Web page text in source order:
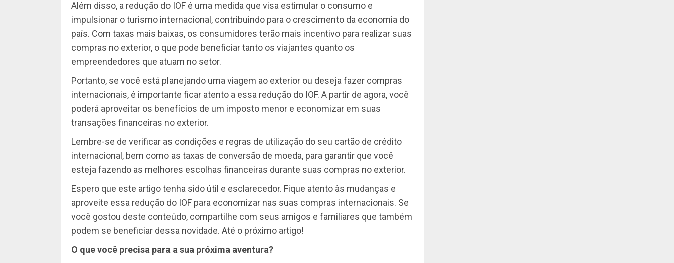
Além disso, a redução do IOF é uma medida que visa estimular o consumo e
impulsionar o turismo internacional, contribuindo para o crescimento da economia do
país. Com taxas mais baixas, os consumidores terão mais incentivo para realizar suas
compras no exterior, o que pode beneficiar tanto os viajantes quanto os
empreendedores que atuam no setor.
Portanto, se você está planejando uma viagem ao exterior ou deseja fazer compras
internacionais, é importante ficar atento a essa redução do IOF. A partir de agora, você
poderá aproveitar os benefícios de um imposto menor e economizar em suas
transações financeiras no exterior.
Lembre-se de verificar as condições e regras de utilização do seu cartão de crédito
internacional, bem como as taxas de conversão de moeda, para garantir que você
esteja fazendo as melhores escolhas financeiras durante suas compras no exterior.
Espero que este artigo tenha sido útil e esclarecedor. Fique atento às mudanças e
aproveite essa redução do IOF para economizar nas suas compras internacionais. Se
você gostou deste conteúdo, compartilhe com seus amigos e familiares que também
podem se beneficiar dessa novidade. Até o próximo artigo!
O que você precisa para a sua próxima aventura?